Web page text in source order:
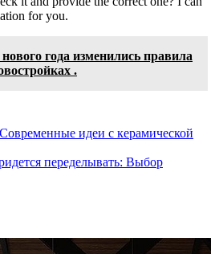
for you.
года изменились правила
.
идеи с керамической
переделывать: Выбор